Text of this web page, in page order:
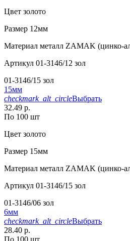
Цвет золото
Размер 12мм
Материал металл ZAMAK (цинко-
Артикул 01-3146/12 зол
01-3146/15 зол
15мм
checkmark_alt_circleВыбрать
32.49 р.
По 100 шт
Цвет золото
Размер 15мм
Материал металл ZAMAK (цинко-
Артикул 01-3146/15 зол
01-3146/06 зол
6мм
checkmark_alt_circleВыбрать
28.40 р.
По 100 шт